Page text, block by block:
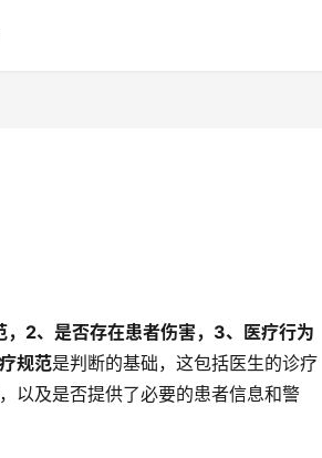
2、是否存在患者伤害，3、医疗行为
规范是判断的基础，这包括医生的诊疗
以及是否提供了必要的患者信息和警